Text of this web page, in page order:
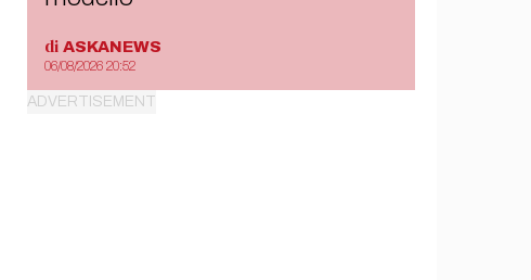
di ASKANEWS
06/08/2026 20:52